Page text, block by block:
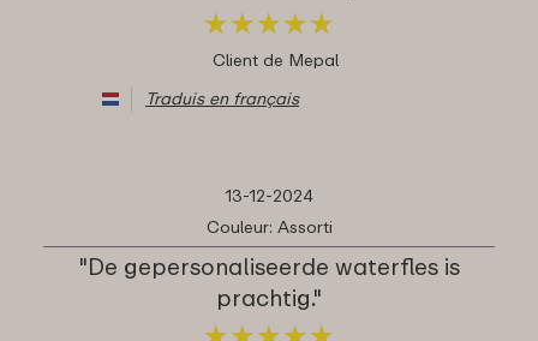
★★★★★
★★★★★
Client de Mepal
Traduis en français
13-12-2024
Couleur: Assorti
"De gepersonaliseerde waterfles is
prachtig."
★★★★★
★★★★★